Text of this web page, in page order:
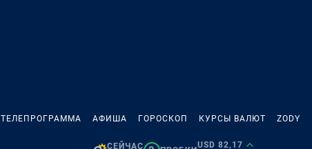
ТЕЛЕПРОГРАММА АФИША ГОРОСКОП КУРСЫ ВАЛЮТ ZODY
СЕЙЧАС
USD 82,17